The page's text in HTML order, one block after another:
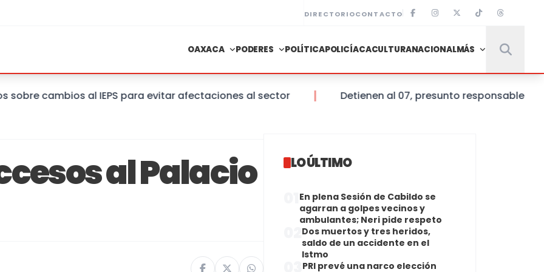
DIRECTORIOCONTACTO
OAXACA PODERES POLÍTICAPOLICÍACACULTURANACIONALMÁS
cambios al IEPS para evitar afectaciones al sector Detienen al 07, presunto responsable de la
al Palacio LO ÚLTIMO
En plena Sesión de Cabildo se
agarran a golpes vecinos y
ambulantes; Neri pide respeto
Dos muertos y tres heridos,
saldo de un accidente en el
Istmo
PRI prevé una narco elección